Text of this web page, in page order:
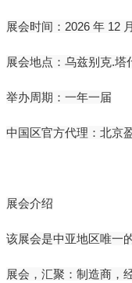
展会时间：2026 年 12
展会地点：乌兹别克.塔
举办周期：一年一届
中国区官方代理：北京
展会介绍
该展会是中亚地区唯一
展会，汇聚：制造商，